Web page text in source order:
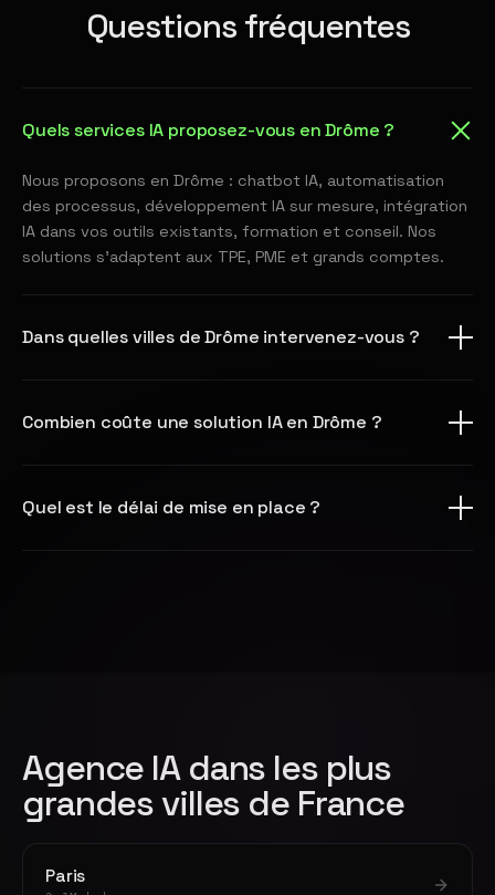
Questions fréquentes
Quels services IA proposez-vous en Drôme ?
Nous proposons en Drôme : chatbot IA, automatisation
des processus, développement IA sur mesure, intégration
IA dans vos outils existants, formation et conseil. Nos
solutions s'adaptent aux TPE, PME et grands comptes.
Dans quelles villes de Drôme intervenez-vous ?
Combien coûte une solution IA en Drôme ?
Quel est le délai de mise en place ?
Agence IA dans les plus
grandes villes de France
Paris